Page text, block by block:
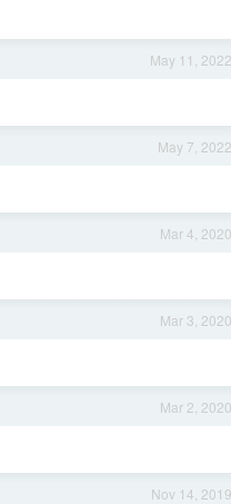
May 11, 2022
May 7, 2022
Mar 4, 2020
Mar 3, 2020
Mar 2, 2020
Nov 14, 2019